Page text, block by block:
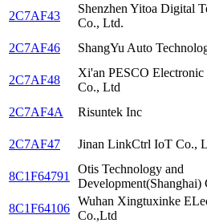
2C7AF43
Shenzhen Yitoa Digital
Co., Ltd.
2C7AF46
ShangYu Auto
2C7AF48
Xi'an PESCO Electronic
Co., Ltd
2C7AF4A
Risuntek Inc
2C7AF47
Jinan LinkCtrl IoT Co.,
8C1F64791
Otis Technology and
Development(Shanghai)
8C1F64106
Wuhan Xingtuxinke
Co.,Ltd